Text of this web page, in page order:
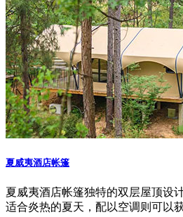
夏威夷酒店帐篷
夏威夷酒店帐篷独特的双层屋顶设
适合炎热的夏天，配以空调则可以